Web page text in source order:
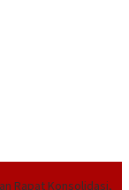
Rapat Konsolidasi,